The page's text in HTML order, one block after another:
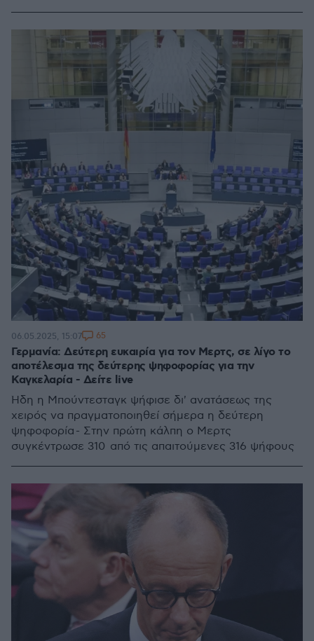
Γερμανία: Δεύτερη ευκαιρία για τον Μερτς, σε λίγο το
αποτέλεσμα της δεύτερης ψηφοφορίας για την
Καγκελαρία - Δείτε live
Ήδη η Μπούντεσταγκ ψήφισε δι' ανατάσεως της
χειρός να πραγματοποιηθεί σήμερα η δεύτερη
ψηφοφορία - Στην πρώτη κάλπη ο Μερτς
συγκέντρωσε 310 από τις απαιτούμενες 316 ψήφους
06.05.2025, 15:07 65